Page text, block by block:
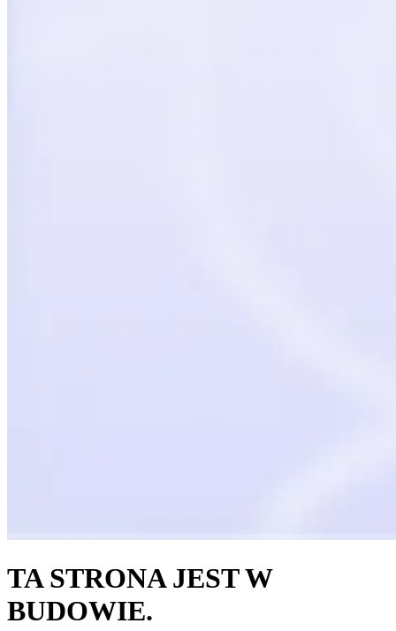
TA STRONA JEST W
BUDOWIE.